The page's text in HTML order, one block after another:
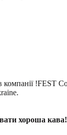
!FEST
хороша кава!